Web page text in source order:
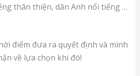
thân thiện, dân Anh nổi tiếng …
điểm đưa ra quyết định và mình
về lựa chọn khi đó!